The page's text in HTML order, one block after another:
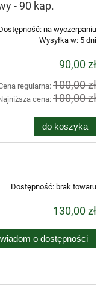
- 90 kap.
na wyczerpaniu
Wysyłka w: 5 dni
90,00 zł
regularna: 100,00 zł
cena: 100,00 zł
do koszyka
Dostępność: brak towaru
130,00 zł
o dostępności